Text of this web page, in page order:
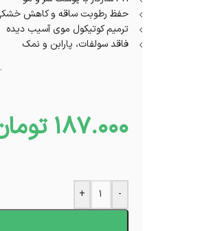
حفظ رطوبت ساقه و کاهش
ترمیم کوتیکول موی آسیب دیده
فاقد سولفات، پارابن و نمک
187.000
-
+